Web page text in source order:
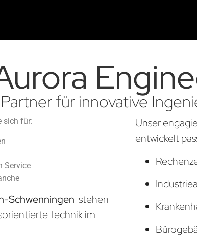
für innovative
sich für:
Service
Schwenningen stehen
Technik im
Unser
entwickelt